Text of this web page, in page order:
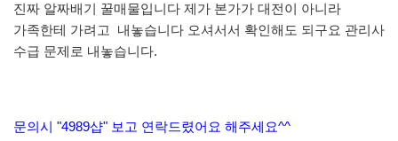
진짜 알짜배기 꿀매물입니다 제가 본가가 대전이 아니라
가족한테 가려고 내놓습니다 오셔서서 확인해도 되구요 관리사
수급 문제로 내놓습니다.
문의시 "4989샵" 보고 연락드렸어요 해주세요^^